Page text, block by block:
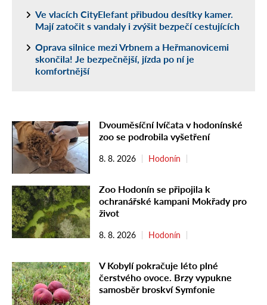
Ve vlacích CityElefant přibudou desítky kamer.
Mají zatočit s vandaly i zvýšit bezpečí cestujících
Oprava silnice mezi Vrbnem a Heřmanovicemi
skončila! Je bezpečnější, jízda po ní je
komfortnější
Dvouměsíční lvíčata v hodonínské
zoo se podrobila vyšetření
8. 8. 2026 Hodonín
Zoo Hodonín se připojila k
ochranářské kampani Mokřady pro
život
8. 8. 2026 Hodonín
V Kobylí pokračuje léto plné
čerstvého ovoce. Brzy vypukne
samosběr broskví Symfonie